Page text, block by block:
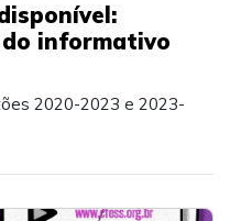
do informativo
2020-2023 e 2023-